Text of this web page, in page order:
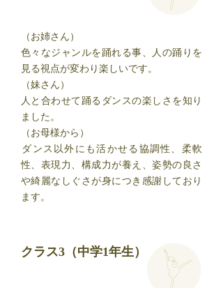
​（お姉さん）
色々なジャンルを踊れる事、人の踊りを
見る視点が変わり楽しいです。
​（妹さん）
人と合わせて踊るダンスの楽しさを知り
ました。
​（お母様から）
ダンス以外にも活かせる協調性、柔軟
性、表現力、構成力が養え、姿勢の良さ
や綺麗なしぐさが身につき感謝しており
ます。
クラス3（中学1年生）